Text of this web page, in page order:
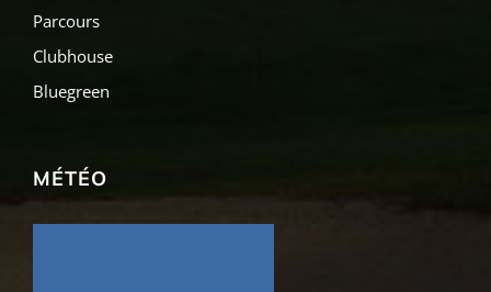
Parcours
Clubhouse
Bluegreen
MÉTÉO